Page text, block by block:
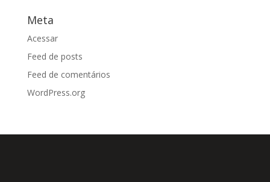
Meta
Acessar
Feed de posts
Feed de comentários
WordPress.org